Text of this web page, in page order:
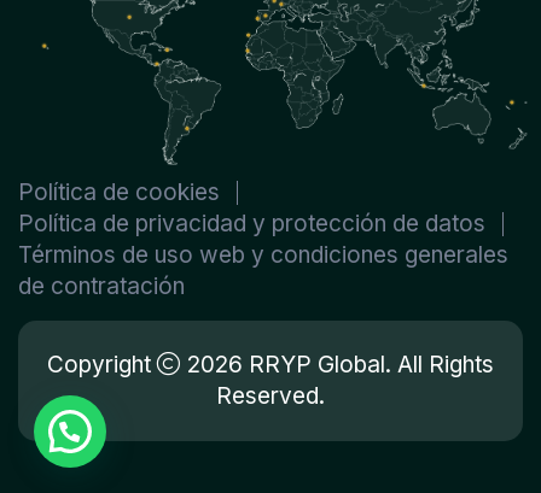
Política de cookies
Política de privacidad y protección de datos
Términos de uso web y condiciones generales
de contratación
Copyright
2026 RRYP Global. All Rights
Reserved.